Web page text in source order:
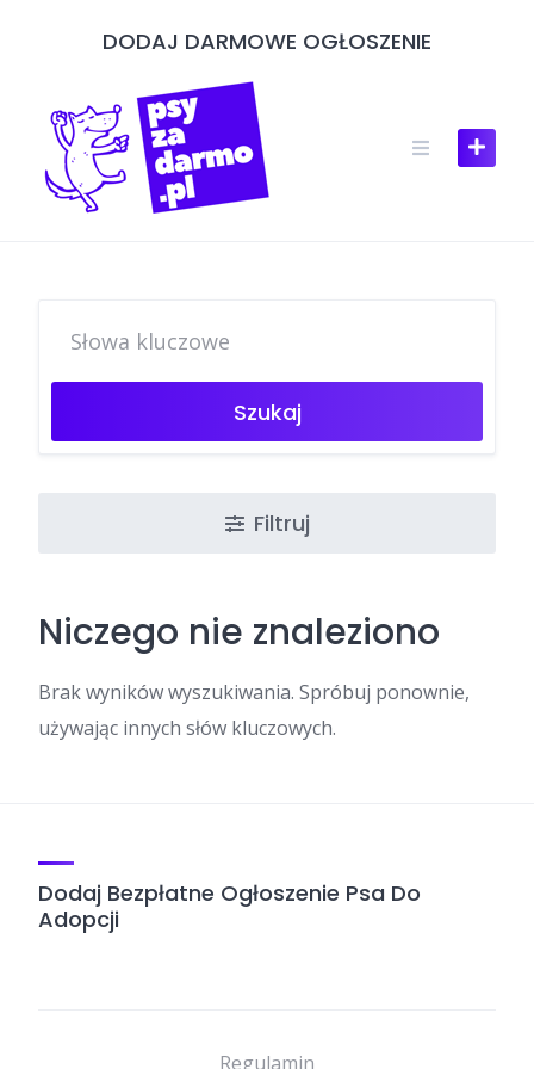
DODAJ DARMOWE OGŁOSZENIE
Szukaj
Filtruj
Niczego nie znaleziono
Brak wyników wyszukiwania. Spróbuj ponownie,
używając innych słów kluczowych.
Dodaj Bezpłatne Ogłoszenie Psa Do
Adopcji
Regulamin